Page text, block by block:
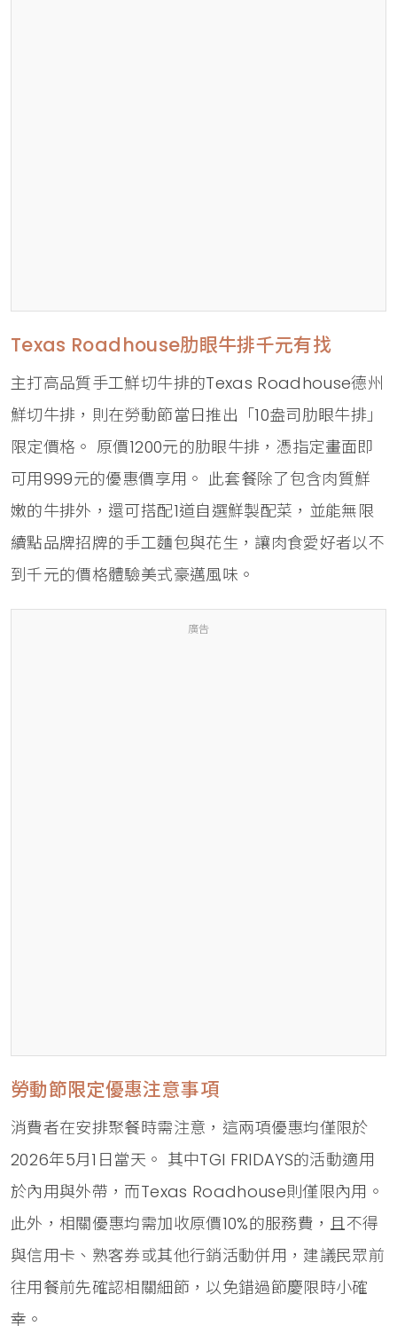
Texas Roadhouse肋眼牛排千元有找
主打高品質手工鮮切牛排的Texas Roadhouse德州
鮮切牛排，則在勞動節當日推出「10盎司肋眼牛排」
限定價格。 原價1200元的肋眼牛排，憑指定畫面即
可用999元的優惠價享用。 此套餐除了包含肉質鮮
嫩的牛排外，還可搭配1道自選鮮製配菜，並能無限
續點品牌招牌的手工麵包與花生，讓肉食愛好者以不
到千元的價格體驗美式豪邁風味。
廣告
勞動節限定優惠注意事項
消費者在安排聚餐時需注意，這兩項優惠均僅限於
2026年5月1日當天。 其中TGI FRIDAYS的活動適用
於內用與外帶，而Texas Roadhouse則僅限內用。
此外，相關優惠均需加收原價10%的服務費，且不得
與信用卡、熟客券或其他行銷活動併用，建議民眾前
往用餐前先確認相關細節，以免錯過節慶限時小確
幸。